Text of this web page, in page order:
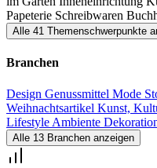
Papeterie Schreibwaren
Alle 41 Themenschwerpunkte
Branchen
Design Genussmittel Mode
Weihnachtsartikel Kunst,
Lifestyle Ambiente
Alle 13 Branchen anzeigen